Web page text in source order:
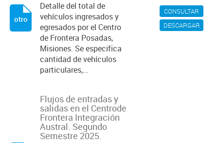
CONSULTAR
DESCARGAR
Detalle del total de
vehículos ingresados y
egresados por el Centro
de Frontera Posadas,
Misiones. Se especifica
cantidad de vehículos
particulares,...
otro
Flujos de entradas y
salidas en el Centrode
Frontera Integración
Austral. Segundo
Semestre 2025.